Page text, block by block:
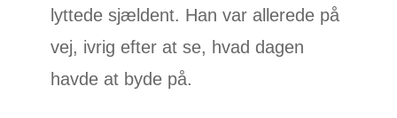
lyttede sjældent. Han var allerede på
vej, ivrig efter at se, hvad dagen
havde at byde på.